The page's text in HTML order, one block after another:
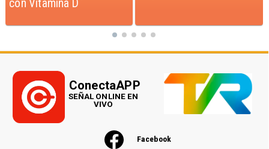
Facebook
ConectaAPP
SEÑAL ONLINE EN
VIVO